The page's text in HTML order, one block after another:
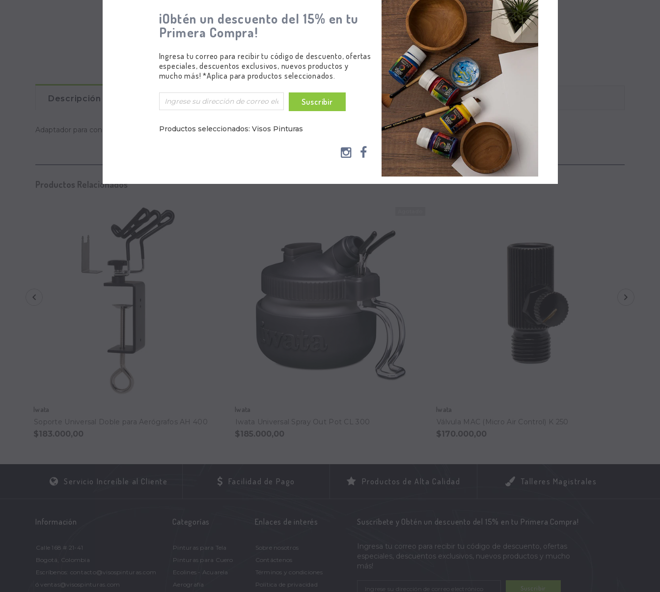
Descripción Comentarios
Adaptador para conectar Aerógrafos Iwata con mangueras de la marca Paasche.
Productos Relacionados
Iwata
Soporte Universal Doble para Aerógrafos AH 400
$183.000,00
Iwata
Iwata Universal Spray Out Pot CL 300
$185.000,00
Iwata
Válvula MAC (Micro Air Control) K 250
$170.000,00
Servicio Increíble al Cliente Facilidad de Pago Productos de Alta Calidad Talleres Magistrales
Información
Calle 168 # 21-41
Bogotá, Colombia
Escríbenos: contacto@visospinturas.com
ó ventas@visospinturas.com
Categorías
Pinturas para Tela
Pinturas para Cuero
Ecolines - Acuarela
Aerografía
Enlaces de interés
Sobre nosotros
Contáctenos
Términos y condiciones
Política de privacidad
Suscríbete y Obtén un descuento del 15% en tu Primera Compra!
Ingresa tu correo para recibir tu código de descuento, ofertas
especiales, descuentos exclusivos, nuevos productos y mucho
más!
Suscribir
¡Obtén un descuento del 15% en tu
Primera Compra!
Ingresa tu correo para recibir tu código de descuento, ofertas
especiales, descuentos exclusivos, nuevos productos y
mucho más! *Aplica para productos seleccionados.
Suscribir
Productos seleccionados: Visos Pinturas